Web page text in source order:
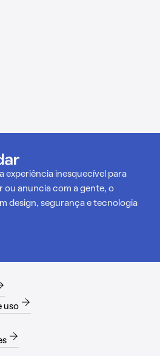
experiência inesquecível para
ou anuncia com a gente, o
design, segurança e tecnologia
uso